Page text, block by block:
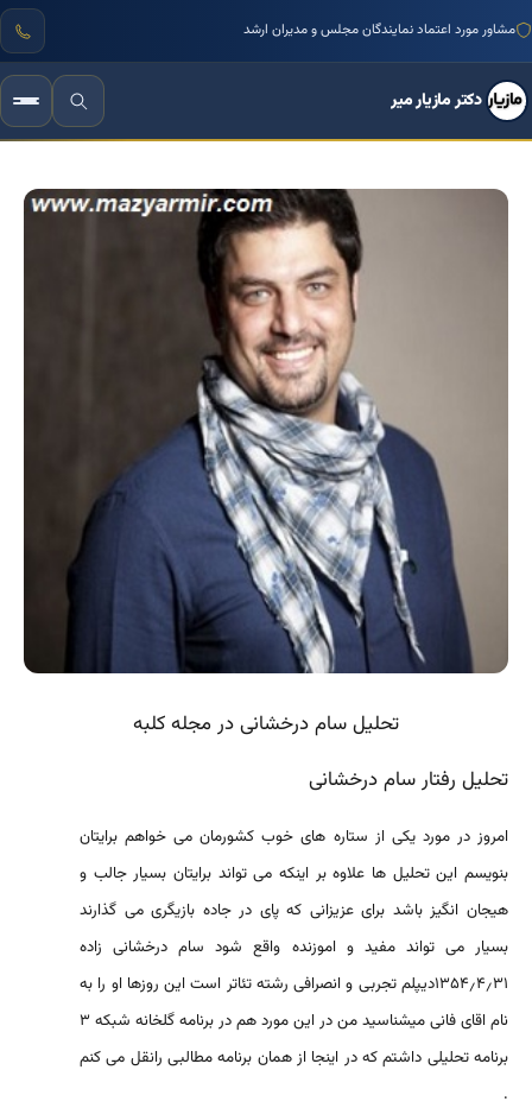
مشاور مورد اعتماد نمایندگان مجلس و مدیران ارشد
دکتر مازیار میر
تحلیل سام درخشانی در مجله کلبه
تحلیل رفتار سام درخشانی
امروز در مورد یکی از ستاره های خوب کشورمان می خواهم برایتان
بنویسم این تحلیل ها علاوه بر اینکه می تواند برایتان بسیار جالب و
هیجان انگیز باشد برای عزیزانی که پای در جاده بازیگری می گذارند
بسیار می تواند مفید و اموزنده واقع شود سام درخشانی زاده
۱۳۵۴٫۴٫۳۱دیپلم تجربی و انصرافی رشته تئاتر است این روزها او را به
نام اقای فانی میشناسید من در این مورد هم در برنامه گلخانه شبکه ۳
برنامه تحلیلی داشتم که در اینجا از همان برنامه مطالبی رانقل می کنم
.